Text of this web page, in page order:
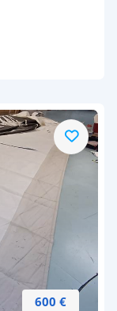
600 €